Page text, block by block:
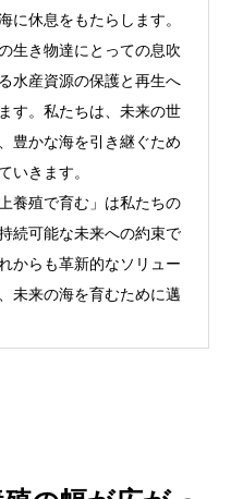
に休息をもたらします。
生き物達にとっての息吹
水産資源の保護と再生へ
す。私たちは、未来の世
豊かな海を引き継ぐため
いきます。
養殖で育む」は私たちの
続可能な未来への約束で
からも革新的なソリュー
未来の海を育むために邁